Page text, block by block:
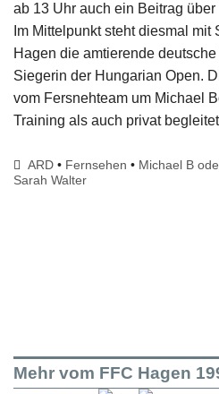
ab 13 Uhr auch ein Beitrag
Im Mittelpunkt steht diesmal mit
Hagen die amtierende
Siegerin der Hungarian Open.
vom Fersnehteam um Michael
Training als auch privat
ARD • Fernsehen • Michael B
Sarah Walter
Mehr vom FFC Hagen